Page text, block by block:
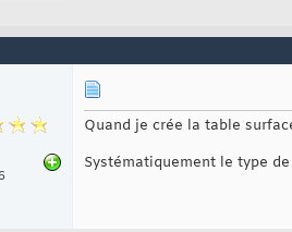
Quand je crée la table
Systématiquement le type